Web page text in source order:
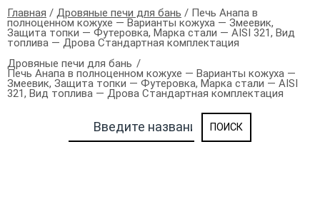
Главная / Дровяные печи для бань / Печь Анапа в
полноценном кожухе — Варианты кожуха — Змеевик,
Защита топки — Футеровка, Марка стали — AISI 321, Вид
топлива — Дрова Стандартная комплектация
Дровяные печи для бань
Печь Анапа в полноценном кожухе — Варианты кожуха —
Змеевик, Защита топки — Футеровка, Марка стали — AISI
321, Вид топлива — Дрова Стандартная комплектация